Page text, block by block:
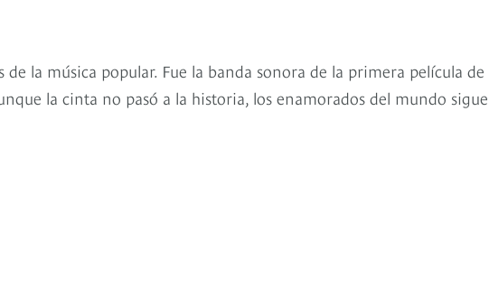
de la música popular. Fue la banda sonora de la primera película de
la cinta no pasó a la historia, los enamorados del mundo